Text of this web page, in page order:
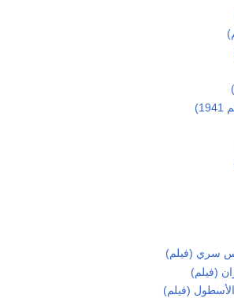
سري (فيلم)
(فيلم)
(فيلم)